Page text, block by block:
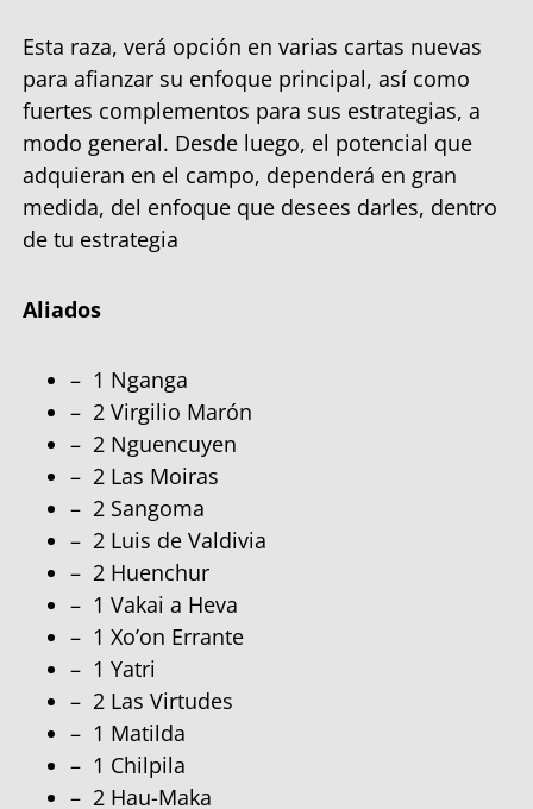
Esta raza, verá opción en varias cartas nuevas
para afianzar su enfoque principal, así como
fuertes complementos para sus estrategias, a
modo general. Desde luego, el potencial que
adquieran en el campo, dependerá en gran
medida, del enfoque que desees darles, dentro
de tu estrategia
Aliados
– 1 Nganga
– 2 Virgilio Marón
– 2 Nguencuyen
– 2 Las Moiras
– 2 Sangoma
– 2 Luis de Valdivia
– 2 Huenchur
– 1 Vakai a Heva
– 1 Xo’on Errante
– 1 Yatri
– 2 Las Virtudes
– 1 Matilda
– 1 Chilpila
– 2 Hau-Maka